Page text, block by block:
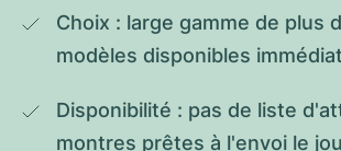
Choix : large gamme de plus
modèles disponibles
Disponibilité : pas de liste
montres prêtes à l'envoi le